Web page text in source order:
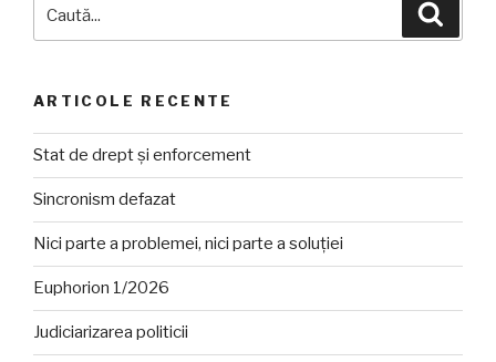
după:
ARTICOLE RECENTE
Stat de drept și enforcement
Sincronism defazat
Nici parte a problemei, nici parte a soluției
Euphorion 1/2026
Judiciarizarea politicii